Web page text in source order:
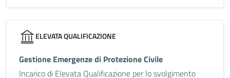
ELEVATA QUALIFICAZIONE
Gestione Emergenze di Protezione Civile
Incarico di Elevata Qualificazione per lo svolgimento